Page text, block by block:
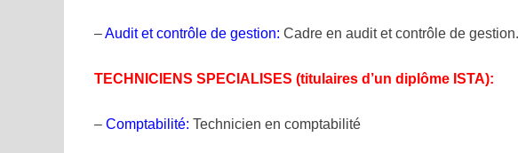
–Audit et contrôle de gestion: Cadre en audit et contrôle de gestion.
TECHNICIENS SPECIALISES (titulaires d’un diplôme ISTA):
–Comptabilité: Technicien en comptabilité